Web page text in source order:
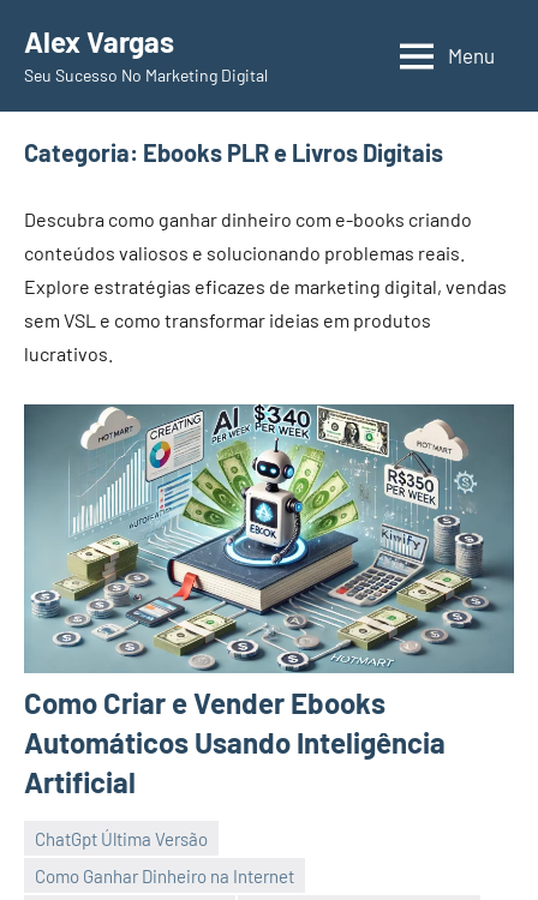
para
conteúdo
Alex Vargas
Seu Sucesso No Marketing Digital
Menu
Categoria: Ebooks PLR e Livros Digitais
Descubra como ganhar dinheiro com e-books criando
conteúdos valiosos e solucionando problemas reais.
Explore estratégias eficazes de marketing digital, vendas
sem VSL e como transformar ideias em produtos
lucrativos.
Como Criar e Vender Ebooks
Automáticos Usando Inteligência
Artificial
ChatGpt Última Versão
Como Ganhar Dinheiro na Internet